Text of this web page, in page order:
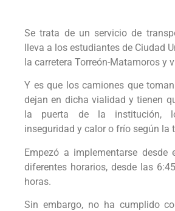
Se trata de un servicio de
lleva a los estudiantes de Ciudad
la carretera Torreón-Matamoros y
Y es que los camiones que
dejan en dicha vialidad y tienen
la puerta de la institución,
inseguridad y calor o frío según la
Empezó a implementarse
diferentes horarios, desde las
horas.
Sin embargo, no ha cumplido